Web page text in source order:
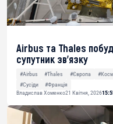
Airbus та Thales
супутник зв’язку
#Airbus #Thales #Європа
#Сусіди
#Франція
Владислав Хоменко21 Квітня, 2026